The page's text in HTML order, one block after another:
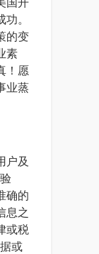
。
的变
素
！愿
业蒸
户及
确的
息之
或税
或